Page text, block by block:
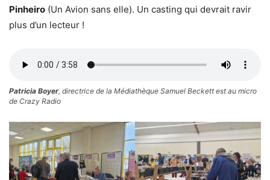
Pinheiro (Un Avion sans elle). Un casting qui devrait ravir
plus d’un lecteur !
Patricia Boyer, directrice de la Médiathèque Samuel Beckett est au micro
de Crazy Radio